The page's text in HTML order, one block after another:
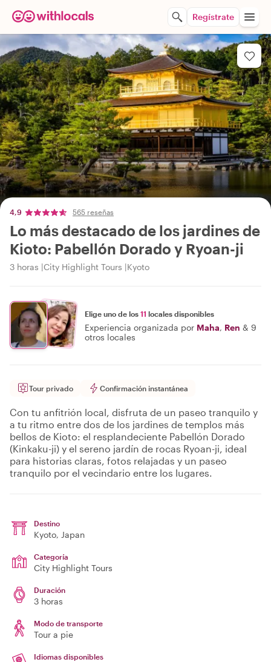
Regístrate
4,9 565 reseñas
Lo más destacado de los jardines de
Kioto: Pabellón Dorado y Ryoan-ji
3 horas City Highlight Tours Kyoto
Elige uno de los 11 locales disponibles
Experiencia organizada por Maha, Ren & 9
otros locales
Tour privado Confirmación instantánea
Con tu anfitrión local, disfruta de un paseo tranquilo y
a tu ritmo entre dos de los jardines de templos más
bellos de Kioto: el resplandeciente Pabellón Dorado
(Kinkaku-ji) y el sereno jardín de rocas Ryoan-ji, ideal
para historias claras, fotos relajadas y un paseo
tranquilo por el vecindario entre los lugares.
Destino
Kyoto, Japan
Categoría
City Highlight Tours
Duración
3 horas
Modo de transporte
Tour a pie
Idiomas disponibles